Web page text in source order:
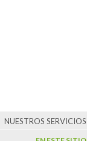
NUESTROS SERVICIOS